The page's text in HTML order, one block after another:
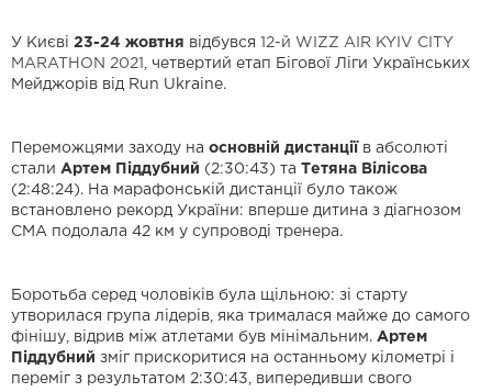
У Києві 23-24 жовтня відбувся
12-й WIZZ AIR KYIV CITY
MARATHON 2021 , четвертий етап Бігової Ліги Українських
Мейджорів від Run Ukraine.
Переможцями заходу на основній дистанції
в абсолюті
стали Артем Піддубний (2:30:43) та
Тетяна Вілісова
(2:48:24). На марафонській дистанції було також
встановлено рекорд України: вперше дитина з діагнозом
СМА подолала 42 км у супроводі тренера.
Боротьба серед чоловіків була щільною: зі старту
утворилася група лідерів, яка трималася майже до самого
фінішу, відрив між атлетами був мінімальним. Артем
Піддубний зміг прискоритися на останньому кілометрі і
переміг з результатом 2:30:43, випередивши свого